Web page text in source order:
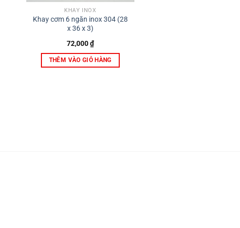
KHAY INOX
Khay cơm 6 ngăn inox 304 (28
x 36 x 3)
72,000₫
THÊM VÀO GIỎ HÀNG